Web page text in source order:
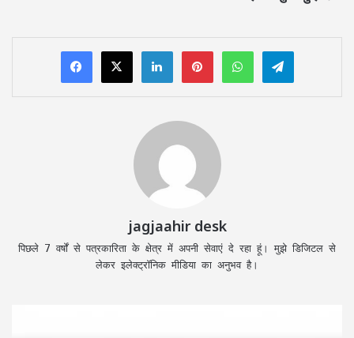
LinkedInPinterestWhatsAppTelegram
jagjaahir desk
पिछले 7 वर्षों से पत्रकारिता के क्षेत्र में अपनी सेवाएं दे रहा हूं। मुझे डिजिटल से
लेकर इलेक्ट्रॉनिक मीडिया का अनुभव है।